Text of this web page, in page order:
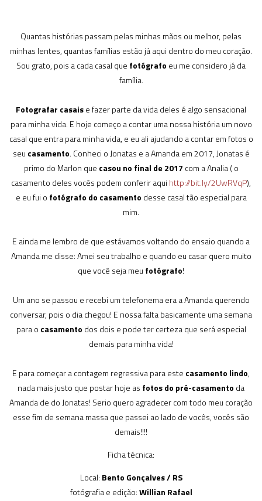
Quantas histórias passam pelas minhas mãos ou melhor, pelas
minhas lentes, quantas famílias estão já aqui dentro do meu coração.
Sou grato, pois a cada casal que fotógrafo eu me considero já da
família.
Fotografar casaise fazer parte da vida deles é algo sensacional
para minha vida. E hoje começo a contar uma nossa história um novo
casal que entra para minha vida, e eu ali ajudando a contar em fotos o
seu casamento. Conheci o Jonatas e a Amanda em 2017, Jonatas é
primo do Marlon que casou no final de 2017 com a Analia ( o
casamento deles vocês podem conferir aqui http://bit.ly/2UwRVqP),
e eu fui o fotógrafo do casamento desse casal tão especial para
mim.
E ainda me lembro de que estávamos voltando do ensaio quando a
Amanda me disse: Amei seu trabalho e quando eu casar quero muito
que você seja meu fotógrafo!
Um ano se passou e recebi um telefonema era a Amanda querendo
conversar, pois o dia chegou! E nossa falta basicamente uma semana
para o casamento dos dois e pode ter certeza que será especial
demais para minha vida!
E para começar a contagem regressiva para este casamento lindo,
nada mais justo que postar hoje as fotos do pré-casamento da
Amanda de do Jonatas! Serio quero agradecer com todo meu coração
esse fim de semana massa que passei ao lado de vocês, vocês são
demais!!!!
Ficha técnica:
Local: Bento Gonçalves / RS
fotógrafia e edição:Willian Rafael